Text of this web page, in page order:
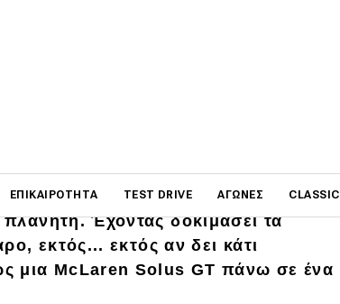
ΕΠΙΚΑΙΡΌΤΗΤΑ TEST DRIVE ΑΓΏΝΕΣ CLASSIC
μέρες του Grand Prix συγκεντρώνει
Έχοντας δοκιμάσει τα
εκτός... εκτός αν δει κάτι
μια McLaren Solus GT πάνω σε ένα